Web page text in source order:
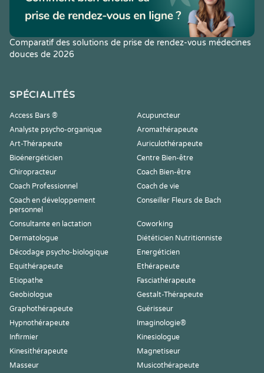
Comparatif des solutions de prise de rendez-vous médecines
douces de 2026
SPÉCIALITÉS
Access Bars ®
Acupuncteur
Analyste psycho-organique
Aromathérapeute
Art-Thérapeute
Auriculothérapeute
Bioénergéticien
Centre Bien-être
Chiropracteur
Coach Bien-être
Coach Professionnel
Coach de vie
Coach en développement
personnel
Conseiller Fleurs de Bach
Consultante en lactation
Coworking
Dermatologue
Diététicien Nutritionniste
Décodage psycho-biologique
Energéticien
Equithérapeute
Ethérapeute
Etiopathe
Fasciathérapeute
Geobiologue
Gestalt-Thérapeute
Graphothérapeute
Guérisseur
Hypnothérapeute
Imaginologie®
Infirmier
Kinesiologue
Kinesithérapeute
Magnetiseur
Masseur
Musicothérapeute